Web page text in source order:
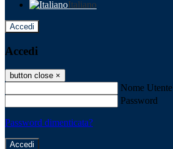
Italiano
Accedi
Accedi
button close ×
Nome Utente
Password
Password dimenticata?